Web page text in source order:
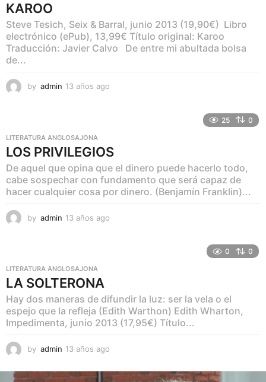
g
o
KAROO
Steve Tesich, Seix & Barral, junio 2013 (19,90€) Libro
electrónico (ePub), 13,99€ Título original: Karoo
Traducción: Javier Calvo De entre mi abultada bolsa
de...
by admin 13 años ago
a
g
o
25 0
LITERATURA ANGLOSAJONA
LOS PRIVILEGIOS
De aquel que opina que el dinero puede hacerlo todo,
cabe sospechar con fundamento que será capaz de
hacer cualquier cosa por dinero. (Benjamín Franklin)...
by admin 13 años ago
g
o
0 0
LITERATURA ANGLOSAJONA
LA SOLTERONA
Hay dos maneras de difundir la luz: ser la vela o el
espejo que la refleja (Edith Warthon) Edith Wharton,
Impedimenta, junio 2013 (17,95€) Título...
by admin 13 años ago
a